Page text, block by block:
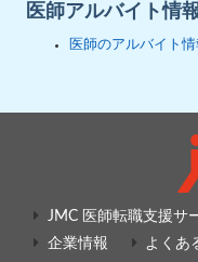
医師アルバイト情
医師のアルバイト
JMC 医師転職支援サ
企業情報
よくあ